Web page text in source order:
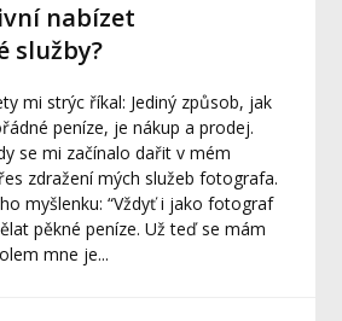
nabízet
služby?
mi strýc říkal: Jediný způsob, jak
peníze, je nákup a prodej.
se mi začínalo dařit v mém
zdražení mých služeb fotografa.
myšlenku: “Vždyť i jako fotograf
pěkné peníze. Už teď se mám
mne je...